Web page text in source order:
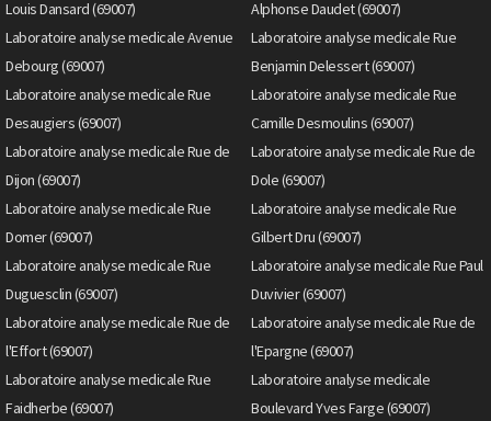
Louis Dansard (69007)
Alphonse Daudet (69007)
Laboratoire analyse medicale Avenue
Debourg (69007)
Laboratoire analyse medicale Rue
Benjamin Delessert (69007)
Laboratoire analyse medicale Rue
Desaugiers (69007)
Laboratoire analyse medicale Rue
Camille Desmoulins (69007)
Laboratoire analyse medicale Rue de
Dijon (69007)
Laboratoire analyse medicale Rue de
Dole (69007)
Laboratoire analyse medicale Rue
Domer (69007)
Laboratoire analyse medicale Rue
Gilbert Dru (69007)
Laboratoire analyse medicale Rue
Duguesclin (69007)
Laboratoire analyse medicale Rue Paul
Duvivier (69007)
Laboratoire analyse medicale Rue de
l'Effort (69007)
Laboratoire analyse medicale Rue de
l'Epargne (69007)
Laboratoire analyse medicale Rue
Faidherbe (69007)
Laboratoire analyse medicale
Boulevard Yves Farge (69007)